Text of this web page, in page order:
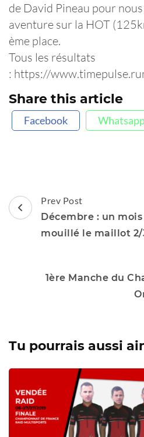
de David Pineau pour
aventure sur la HOT
ème place.
Tous les résultats
: https://
Share this article
Facebook
Post
Navigation
Prev Post
Décembre : un
mouillé le maillot 2/
1ère Manche du
Tu pourrais aussi